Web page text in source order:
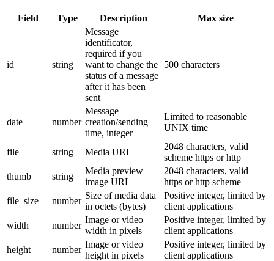
Field Type Description Max size
id string
Message
identificator,
required if you
want to change the
status of a message
after it has been
sent
500 characters
date number
Message
creation/sending
time, integer
Limited to reasonable
UNIX time
file string Media URL
2048 characters, valid
scheme https or http
thumb
string
Media preview
image URL
2048 characters, valid
https or http scheme
file_size
number
Size of media data
in octets (bytes)
Positive integer, limited by
client applications
width
number
Image or video
width in pixels
Positive integer, limited by
client applications
height
number
Image or video
height in pixels
Positive integer, limited by
client applications